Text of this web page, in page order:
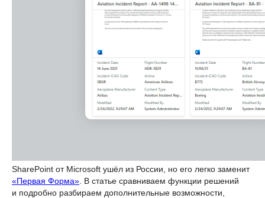
SharePoint от Microsoft ушёл из России, но его легко заменит
«Первая Форма» . В статье сравниваем функции решений
и подробно разбираем дополнительные возможности,